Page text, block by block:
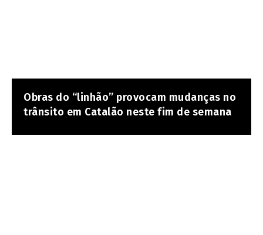
Obras do “linhão” provocam mudanças no
trânsito em Catalão neste fim de semana